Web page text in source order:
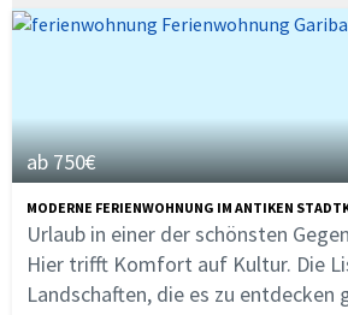
ab 750€
MODERNE FERIENWOHNUNG IM ANTIKEN
Urlaub in einer der schönsten
Hier trifft Komfort auf Kultur. Die
Landschaften, die es zu entdecken